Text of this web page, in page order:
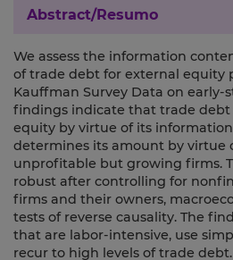
Abstract/Resumo
We assess the information
of trade debt for external equity
Kauffman Survey Data on early-
findings indicate that trade
equity by virtue of its
determines its amount by virtue
unprofitable but growing firms.
robust after controlling for
firms and their owners,
tests of reverse causality. The
that are labor-intensive, use
recur to high levels of trade